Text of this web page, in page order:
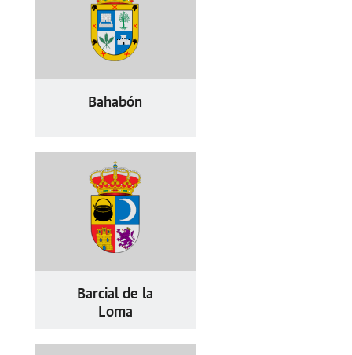
Bahabón
Barcial de la
Loma